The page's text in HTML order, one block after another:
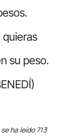
quieras
su peso.
ha leído 713